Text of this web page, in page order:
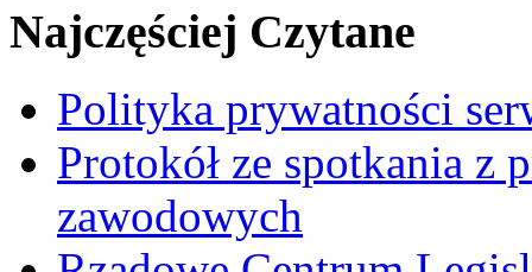
Najczęściej Czytane
Polityka prywatności
Protokół ze spotkania z
zawodowych